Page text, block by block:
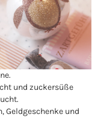
und zuckersüße
Geldgeschenke und